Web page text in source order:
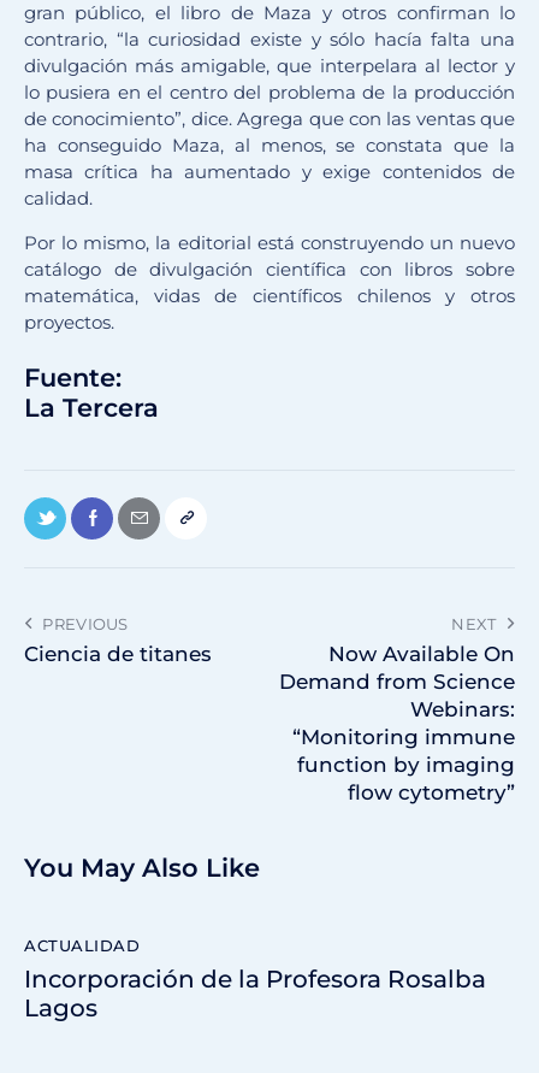
gran público, el libro de Maza y otros confirman lo
contrario, “la curiosidad existe y sólo hacía falta una
divulgación más amigable, que interpelara al lector y
lo pusiera en el centro del problema de la producción
de conocimiento”, dice. Agrega que con las ventas que
ha conseguido Maza, al menos, se constata que la
masa crítica ha aumentado y exige contenidos de
calidad.
Por lo mismo, la editorial está construyendo un nuevo
catálogo de divulgación científica con libros sobre
matemática, vidas de científicos chilenos y otros
proyectos.
Fuente:
La Tercera
PREVIOUS
Ciencia de titanes
NEXT
Now Available On
Demand from Science
Webinars:
“Monitoring immune
function by imaging
flow cytometry”
You May Also Like
ACTUALIDAD
Incorporación de la Profesora Rosalba
Lagos